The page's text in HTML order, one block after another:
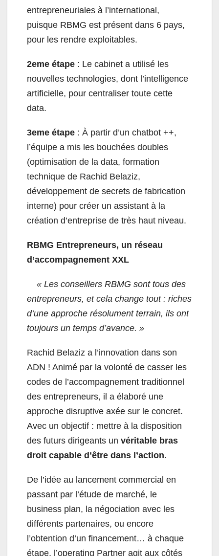
entrepreneuriales à l’international,
puisque RBMG est présent dans 6 pays,
pour les rendre exploitables.
2eme étape : Le cabinet a utilisé les
nouvelles technologies, dont l’intelligence
artificielle, pour centraliser toute cette
data.
3eme étape : À partir d’un chatbot ++,
l’équipe a mis les bouchées doubles
(optimisation de la data, formation
technique de Rachid Belaziz,
développement de secrets de fabrication
interne) pour créer un assistant à la
création d’entreprise de très haut niveau.
RBMG Entrepreneurs, un réseau
d’accompagnement XXL
« Les conseillers RBMG sont tous des
entrepreneurs, et cela change tout : riches
d’une approche résolument terrain, ils ont
toujours un temps d’avance. »
Rachid Belaziz a l’innovation dans son
ADN ! Animé par la volonté de casser les
codes de l’accompagnement traditionnel
des entrepreneurs, il a élaboré une
approche disruptive axée sur le concret.
Avec un objectif : mettre à la disposition
des futurs dirigeants un véritable bras
droit capable d’être dans l’action.
De l’idée au lancement commercial en
passant par l’étude de marché, le
business plan, la négociation avec les
différents partenaires, ou encore
l’obtention d’un financement… à chaque
étape, l’operating Partner agit aux côtés